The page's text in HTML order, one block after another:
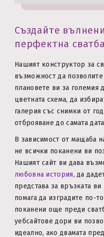
Създайте
перфектна сватба
Нашият конструктор за
възможност да
плановете ви за
цветната схема, да
галерия със снимки от
отброяване до самата
В зависимост от мащаба
не всички поканени ви
Нашият сайт ви дава
любовна история, да
представа за връзката
помага да изградите по-
поканени още преди
уебсайтове дори ви
идеално, ако двамата